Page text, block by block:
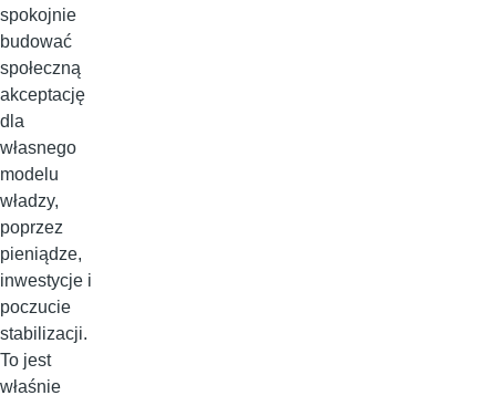
spokojnie
budować
społeczną
akceptację
dla
własnego
modelu
władzy,
poprzez
pieniądze,
inwestycje i
poczucie
stabilizacji.
To jest
właśnie